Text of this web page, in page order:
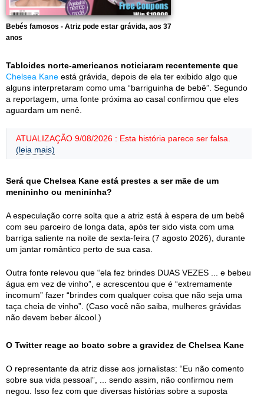
Bebés famosos - Atriz pode estar grávida, aos 37
anos
Tabloides norte-americanos noticiaram recentemente que
Chelsea Kane está grávida, depois de ela ter exibido algo que
alguns interpretaram como uma “barriguinha de bebê”. Segundo
a reportagem, uma fonte próxima ao casal confirmou que eles
aguardam um nenê.
ATUALIZAÇÃO 9/08/2026 : Esta história parece ser falsa.
(leia mais)
Será que Chelsea Kane está prestes a ser mãe de um
menininho ou menininha?
A especulação corre solta que a atriz está à espera de um bebê
com seu parceiro de longa data, após ter sido vista com uma
barriga saliente na noite de sexta-feira (7 agosto 2026), durante
um jantar romântico perto de sua casa.
Outra fonte relevou que “ela fez brindes DUAS VEZES ... e bebeu
água em vez de vinho”, e acrescentou que é “extremamente
incomum” fazer “brindes com qualquer coisa que não seja uma
taça cheia de vinho”. (Caso você não saiba, mulheres grávidas
não devem beber álcool.)
O Twitter reage ao boato sobre a gravidez de Chelsea Kane
O representante da atriz disse aos jornalistas: “Eu não comento
sobre sua vida pessoal”, ... sendo assim, não confirmou nem
negou. Isso fez com que diversas histórias sobre a suposta